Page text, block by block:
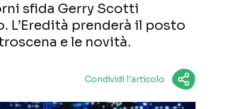
sfida Gerry Scotti
L’Eredità prenderà il posto
e le novità.
Condividi l'articolo